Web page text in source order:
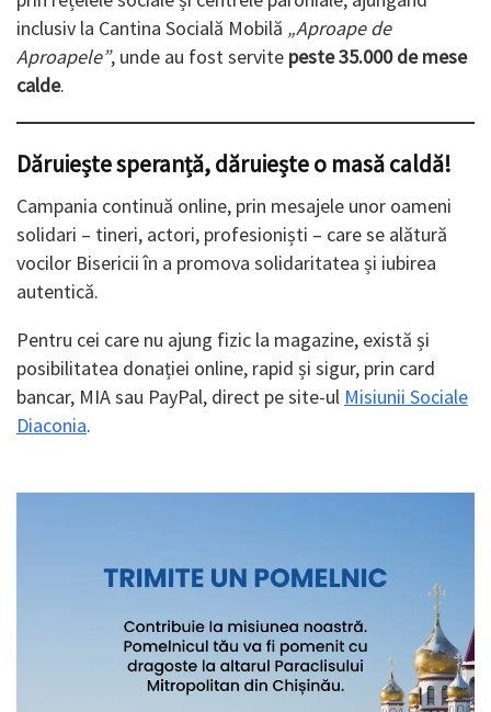
inclusiv la Cantina Socială Mobilă „Aproape de
Aproapele”, unde au fost servite peste 35.000 de mese
calde.
Dăruiește speranță, dăruiește o masă caldă!
Campania continuă online, prin mesajele unor oameni
solidari – tineri, actori, profesioniști – care se alătură
vocilor Bisericii în a promova solidaritatea și iubirea
autentică.
Pentru cei care nu ajung fizic la magazine, există și
posibilitatea donației online, rapid și sigur, prin card
bancar, MIA sau PayPal, direct pe site-ul Misiunii Sociale
Diaconia.